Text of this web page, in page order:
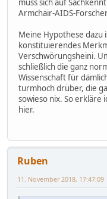
muss sich auf
Armchair-AIDS-
Meine Hypothese dazu
konstituierendes
Verschwörungsheini.
schließlich die ganz
Wissenschaft für
turmhoch drüber, die
sowieso nix. So erkläre
hier.
Ruben
11. November 2018, 17:47:09